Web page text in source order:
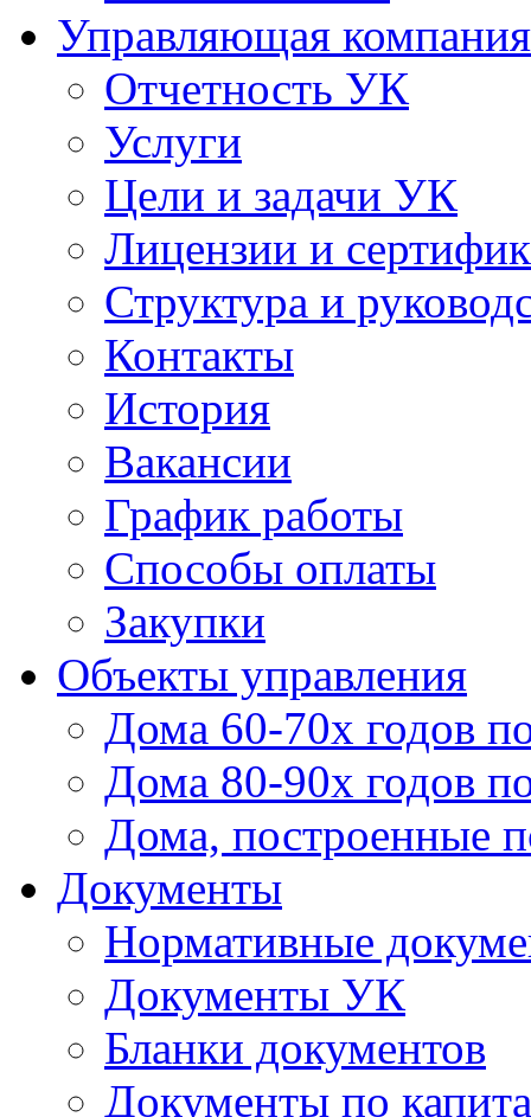
Управляющая компания
Отчетность УК
Услуги
Цели и задачи УК
Лицензии и
Структура и
Контакты
История
Вакансии
График работы
Способы оплаты
Закупки
Объекты управления
Дома 60-70х годов
Дома 80-90х годов
Дома, построенные
Документы
Нормативные
Документы УК
Бланки документов
Документы по